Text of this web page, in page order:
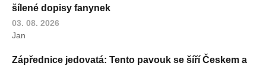
šílené dopisy fanynek
03. 08. 2026
Jan
Zápřednice jedovatá: Tento pavouk se šíří Českem a